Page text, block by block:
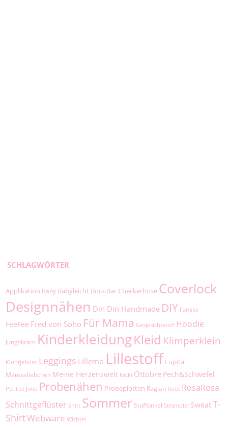
SCHLAGWÖRTER
Applikation Baby Babyleicht Bora Bär Checkerhose Coverlock
Designnähen Din Din Handmade DIY Familie
FeeFee Fred von Soho Für Mama Gesprächsstoff Hoodie
Jungskram KinderkleidungKleid Klimperklein
Kluntjebunt Leggings Lillemo Lillestoff Lupita
Mamasliebchen Meine Herzenswelt Nicki Ottobre Pech&Schwefel
Petit et Jolie Probenähen Probeplotten Raglan Rock RosaRosa
Schnittgeflüster Shirt Sommer Stoffonkel Strampler SweatT-
ShirtWebware Wichtel